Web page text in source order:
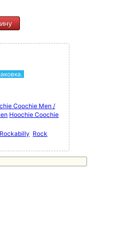
Coochie Men /
Hoochie Coochie
Rockabilly Rock